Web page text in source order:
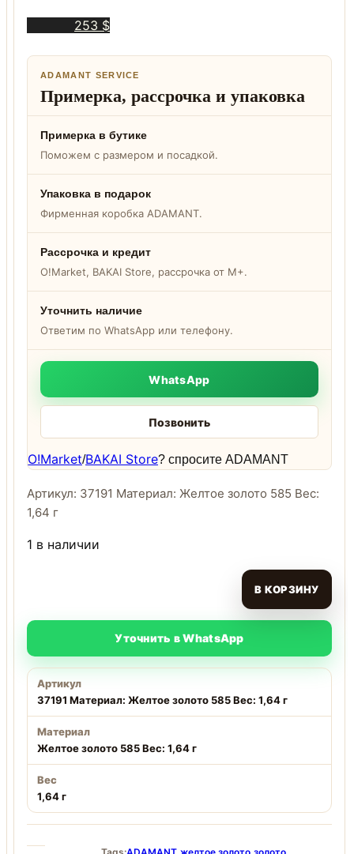
253 $
ADAMANT SERVICE
Примерка, рассрочка и упаковка
Примерка в бутике
Поможем с размером и посадкой.
Упаковка в подарок
Фирменная коробка ADAMANT.
Рассрочка и кредит
O!Market, BAKAI Store, рассрочка от M+.
Уточнить наличие
Ответим по WhatsApp или телефону.
WhatsApp
Позвонить
O!Market/BAKAI Store? спросите ADAMANT
Артикул: 37191 Материал: Желтое золото 585 Вес:
1,64 г
1 в наличии
В КОРЗИНУ
Уточнить в WhatsApp
Артикул
37191 Материал: Желтое золото 585 Вес: 1,64 г
Материал
Желтое золото 585 Вес: 1,64 г
Вес
1,64 г
Tags:ADAMANT желтое золото золото